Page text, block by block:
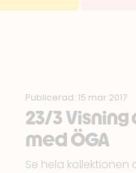
Publicerad: 15 mar 2017
23/3
med ÖGA
Se hela